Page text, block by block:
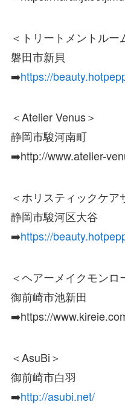
＜トリートメントルー
磐田市新貝
➡️https://
＜Atelier Venus＞
静岡市駿河南町
➡️http://www.atelier-
＜ホリスティックケア
静岡市駿河区大谷
➡️https://
＜ヘアーメイクモンロ
御前崎市池新田
➡️https://
＜AsuBi＞
御前崎市白羽
➡️http://asubi.net/